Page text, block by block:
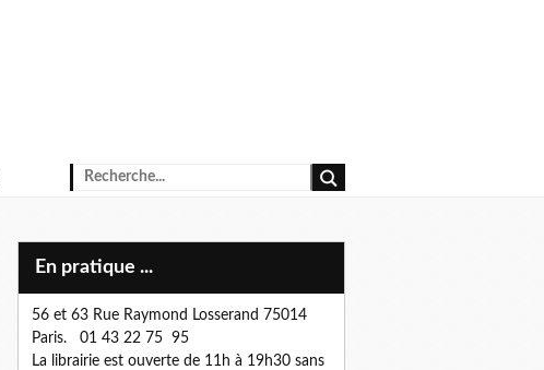
En pratique ...
56 et 63 Rue Raymond Losserand 75014
Paris. 01 43 22 75 95
La librairie est ouverte de 11h à 19h30 sans